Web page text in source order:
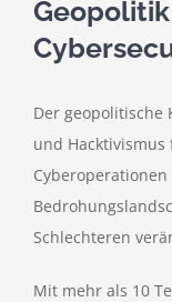
Der geopolitische
und
Schlechteren
Mit mehr als 10